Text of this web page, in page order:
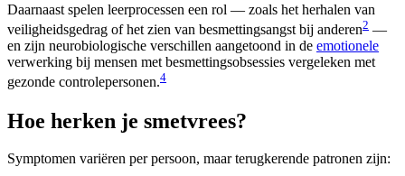
Daarnaast spelen leerprocessen een rol — zoals het herhalen van
veiligheidsgedrag of het zien van besmettingsangst bij anderen2 —
en zijn neurobiologische verschillen aangetoond in de emotionele
verwerking bij mensen met besmettingsobsessies vergeleken met
gezonde controlepersonen.4
Hoe herken je smetvrees?
Symptomen variëren per persoon, maar terugkerende patronen zijn: